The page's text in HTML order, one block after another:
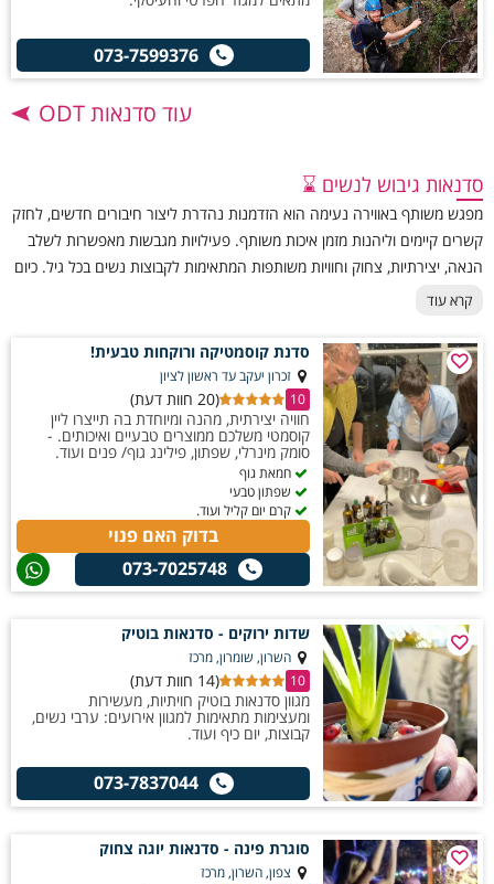
073-7599376
עוד סדנאות ODT
סדנאות גיבוש לנשים ⌛
מפגש משותף באווירה נעימה הוא הזדמנות נהדרת ליצור חיבורים חדשים, לחזק
קשרים קיימים וליהנות מזמן איכות משותף. פעילויות מגבשות מאפשרות לשלב
הנאה, יצירתיות, צחוק וחוויות משותפות המתאימות לקבוצות נשים בכל גיל. כיום
סדנאות גיבוש לנשים פופולריות במיוחד עבור חברות, ארגונים, קבוצות חברות,
המשתתפות ולשלב מגוון פעילויות חווייתיות, המעניקות חוויה מהנה, מעצימה
ובלתי נשכחת לכל הקבוצה.
קרא עוד
סדנת קוסמטיקה ורוקחות טבעית!
זכרון יעקב עד ראשון לציון
10
(20 חוות דעת)
חוויה יצירתית, מהנה ומיוחדת בה תייצרו ליין
קוסמטי משלכם ממוצרים טבעיים ואיכותים. -
סומק מינרלי, שפתון, פילינג גוף/ פנים ועוד.
חמאת גוף
שפתון טבעי
קרם יום קליל ועוד.
בדוק האם פנוי
073-7025748
שדות ירוקים - סדנאות בוטיק
השרון, שומרון, מרכז
10
(14 חוות דעת)
מגוון סדנאות בוטיק חויתיות, מעשירות
ומעצימות מתאימות למגוון אירועים: ערבי נשים,
קבוצות, יום כיף ועוד.
073-7837044
סוגרת פינה - סדנאות יוגה צחוק
צפון, השרון, מרכז